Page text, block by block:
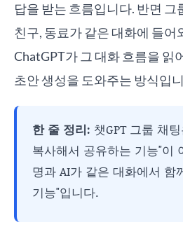
답을 받는 흐름입니다. 반면 그
친구, 동료가 같은 대화에 들어
ChatGPT가 그 대화 흐름을 읽
초안 생성을 도와주는 방식입
한 줄 정리: 챗GPT 그룹 채
복사해서 공유하는 기능"이
명과 AI가 같은 대화에서 함
기능"입니다.